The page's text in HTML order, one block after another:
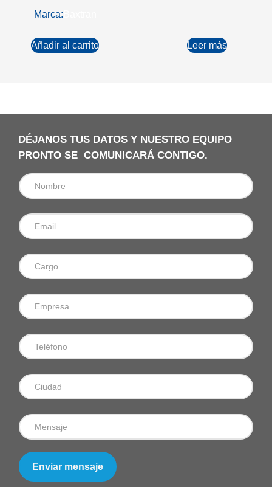
Marca:
Añadir al carrito Leer más
DÉJANOS TUS DATOS Y NUESTRO EQUIPO
PRONTO SE COMUNICARÁ CONTIGO.